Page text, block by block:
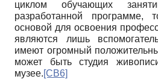
циклом обучающих
разработанной программе,
основой для освоения
являются лишь
имеют огромный
может быть студия
музее.[СВ6]